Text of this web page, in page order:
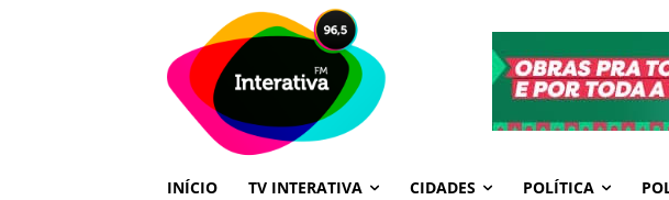
INÍCIO TV INTERATIVA CIDADES POLÍTICA